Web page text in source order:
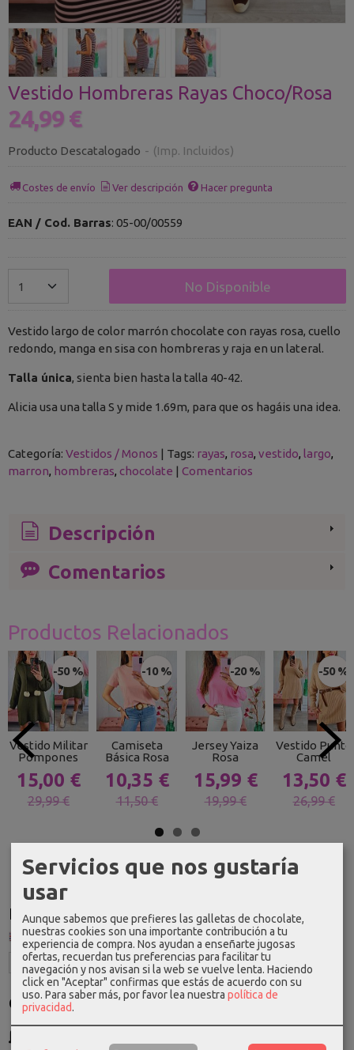
Idioma
Costes de Envío
GRATIS *
Consultar Destinos
Vestido Hombreras Rayas Choco/Rosa
24,99 €
Producto Descatalogado - (Imp. Incluidos)
Costes de envío Ver descripción Hacer pregunta
EAN / Cod. Barras: 05-00/00559
No Disponible
Vestido largo de color marrón chocolate con rayas rosa, cuello
redondo, manga en sisa con hombreras y raja en un lateral.
Talla única, sienta bien hasta la talla 40-42.
Alicia usa una talla S y mide 1.69m, para que os hagáis una idea.
Categoría: Vestidos / Monos | Tags: rayas rosa vestido largo
marron hombreras chocolate | Comentarios
Descripción
Comentarios
Productos Relacionados
-50 %
Vestido Militar
Pompones
15,00 €
29,99 €
-10 %
Camiseta
Básica Rosa
10,35 €
11,50 €
-20 %
Jersey Yaiza
Rosa
15,99 €
19,99 €
-50 %
Vestido Punto
Camel
13,50 €
26,99 €
Servicios que nos gustaría
usar
Aunque sabemos que prefieres las galletas de chocolate,
nuestras cookies son una importante contribución a tu
experiencia de compra. Nos ayudan a enseñarte jugosas
ofertas, recuerdan tus preferencias para facilitar tu
navegación y nos avisan si la web se vuelve lenta. Haciendo
click en "Aceptar" confirmas que estás de acuerdo con su
uso. Para saber más, por favor lea nuestra política de
privacidad.